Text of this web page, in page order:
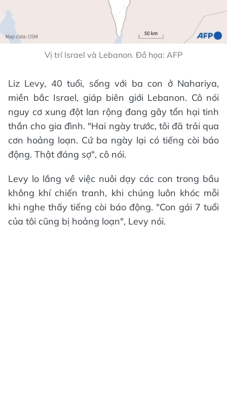
Vị trí Israel và Lebanon. Đồ họa: AFP
Liz Levy, 40 tuổi, sống với ba con ở Nahariya,
miền bắc Israel, giáp biên giới Lebanon. Cô nói
nguy cơ xung đột lan rộng đang gây tổn hại tinh
thần cho gia đình. "Hai ngày trước, tôi đã trải qua
cơn hoảng loạn. Cứ ba ngày lại có tiếng còi báo
động. Thật đáng sợ", cô nói.
Levy lo lắng về việc nuôi dạy các con trong bầu
không khí chiến tranh, khi chúng luôn khóc mỗi
khi nghe thấy tiếng còi báo động. "Con gái 7 tuổi
của tôi cũng bị hoảng loạn", Levy nói.